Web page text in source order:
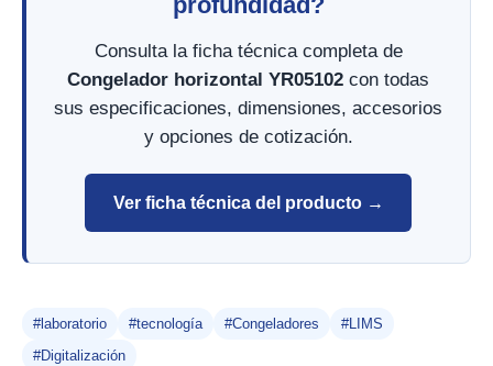
Consulta la ficha técnica completa de
Congelador horizontal YR05102 con todas
sus especificaciones, dimensiones, accesorios
y opciones de cotización.
Ver ficha técnica del producto →
#laboratorio #tecnología #Congeladores
#LIMS
#Digitalización